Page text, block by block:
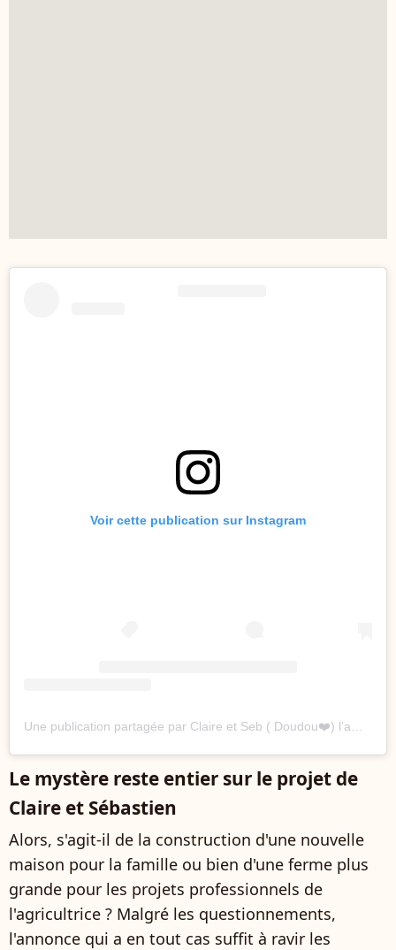
Voir cette publication sur Instagram
Le mystère reste entier sur le projet de
Claire et Sébastien
Alors, s'agit-il de la construction d'une nouvelle
maison pour la famille ou bien d'une ferme plus
grande pour les projets professionnels de
l'agricultrice ? Malgré les questionnements,
l'annonce qui a en tout cas suffit à ravir les